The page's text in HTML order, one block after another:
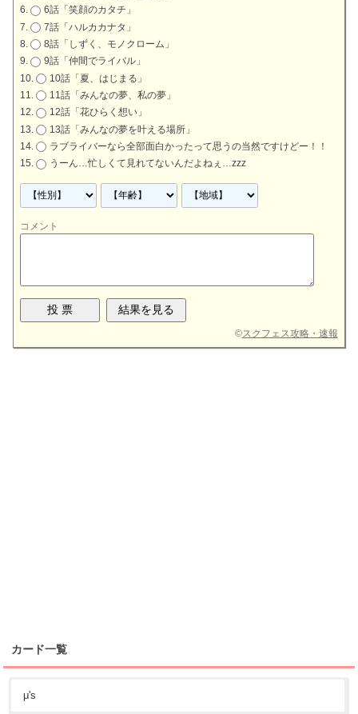
6話「笑顔のカタチ」
7話「ハルカカナタ」
8話「しずく、モノクローム」
9話「仲間でライバル」
10話「夏、はじまる」
11話「みんなの夢、私の夢」
12話「花ひらく想い」
13話「みんなの夢を叶える場所」
ラブライバーなら全部面白かったって思うの当然ですけどー！！
うーん…忙しくて見れてないんだよねぇ…zzz
コメント
©スクフェス攻略・速報
カード一覧
μ's